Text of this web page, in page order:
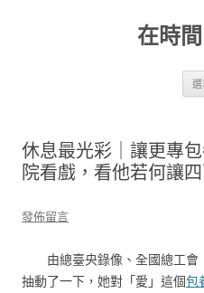
在時
休息最光彩｜讓更專
院看戲，看他若何讓四
發佈留言
由總臺央錄像、全國總工會
抽動了一下，她對「愛」這個包